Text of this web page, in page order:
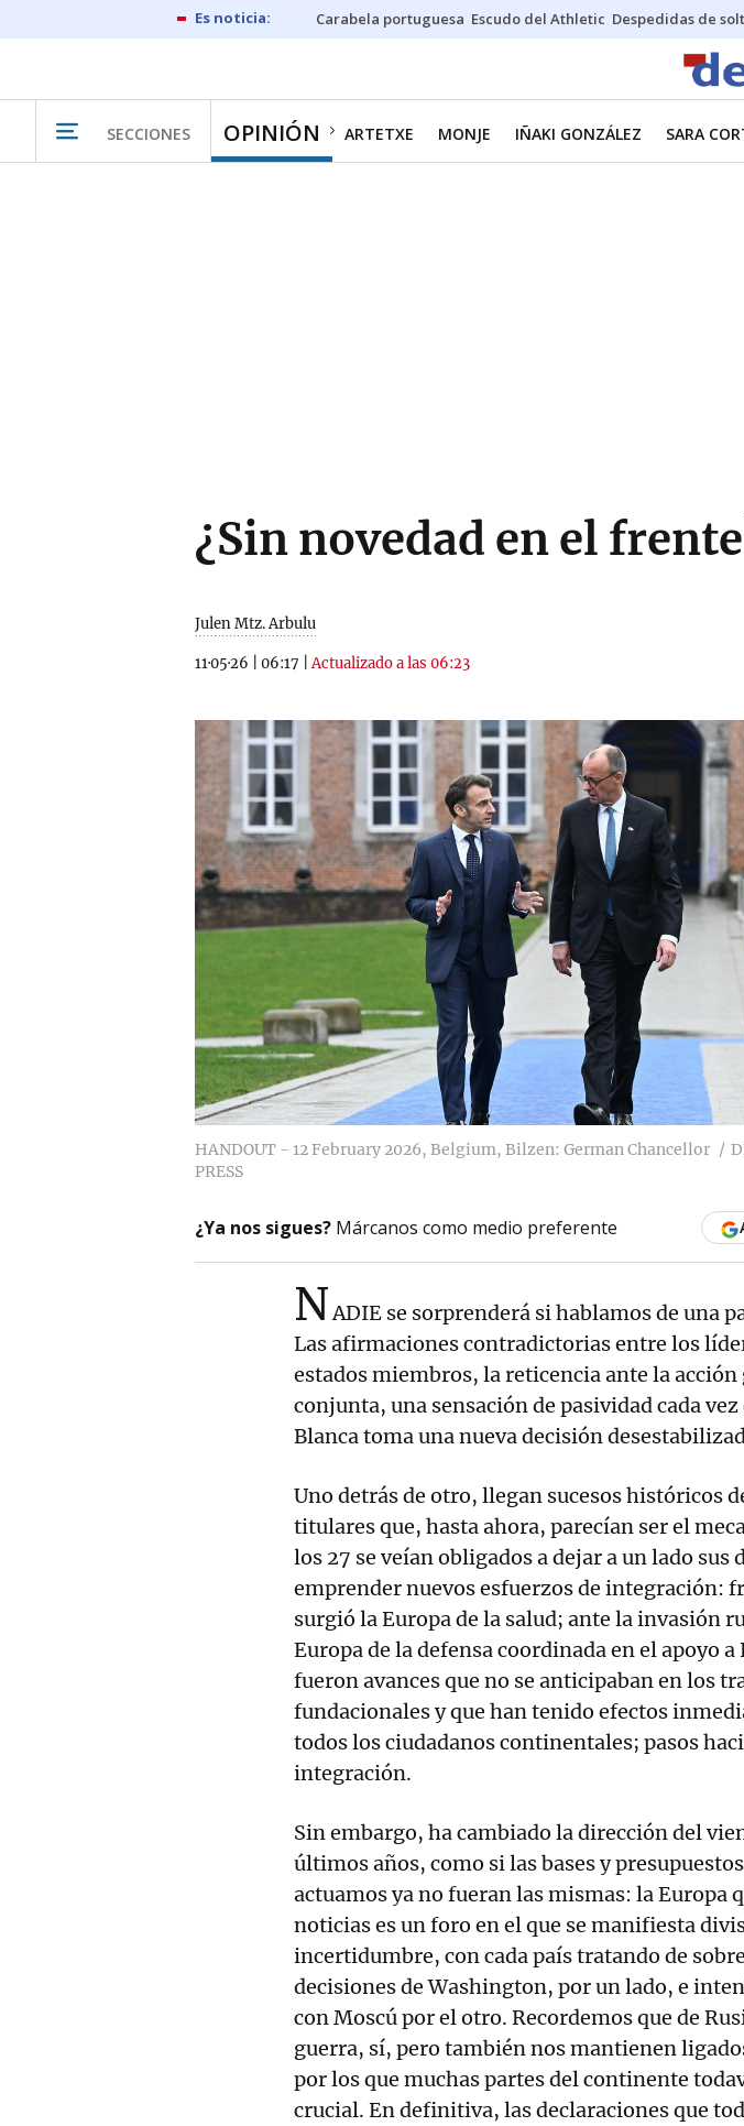
Carabela portuguesa Escudo del Athletic Despedidas de
SECCIONES OPINIÓN ARTETXE MONJE IÑAKI GONZÁLEZ SARA
¿Sin novedad en el
Julen Mtz. Arbulu
11·05·26 06:17 |Actualizado a las 06:23
HANDOUT - 12 February 2026, Belgium, Bilzen: German Chancellor
PRESS
¿Ya nos sigues? Márcanos como medio preferente
NADIE se sorprenderá si hablamos de una
Las afirmaciones contradictorias entre los
estados miembros, la reticencia ante la
conjunta, una sensación de pasividad cada vez
Blanca toma una nueva decisión
Uno detrás de otro, llegan sucesos históricos
titulares que, hasta ahora, parecían ser el
los 27 se veían obligados a dejar a un lado sus
emprender nuevos esfuerzos de integración:
surgió la Europa de la salud; ante la invasión
Europa de la defensa coordinada en el apoyo
fueron avances que no se anticipaban en los
fundacionales y que han tenido efectos
todos los ciudadanos continentales; pasos
integración.
Sin embargo, ha cambiado la dirección del
últimos años, como si las bases y
actuamos ya no fueran las mismas: la Europa
noticias es un foro en el que se manifiesta
incertidumbre, con cada país tratando de
decisiones de Washington, por un lado, e
con Moscú por el otro. Recordemos que de
guerra, sí, pero también nos mantienen
por los que muchas partes del continente
crucial. En definitiva, las declaraciones que